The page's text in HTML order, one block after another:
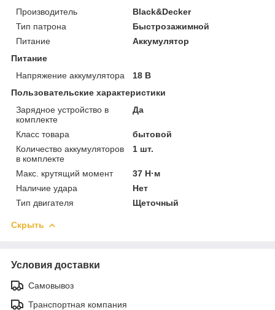
Производитель
Black&Decker
Тип патрона
Быстрозажимной
Питание
Аккумулятор
Питание
Напряжение аккумулятора
18 В
Пользовательские характеристики
Зарядное устройство в
комплекте
Да
Класс товара
бытовой
Количество аккумуляторов
в комплекте
1 шт.
Макс. крутящий момент
37 Н·м
Наличие удара
Нет
Тип двигателя
Щеточный
Скрыть
Условия доставки
Самовывоз
Транспортная компания